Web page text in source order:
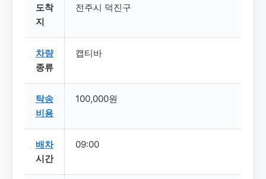
도착
지
전주시 덕진구
차량
종류
캡티바
탁송
비용
100,000원
배차
시간
09:00